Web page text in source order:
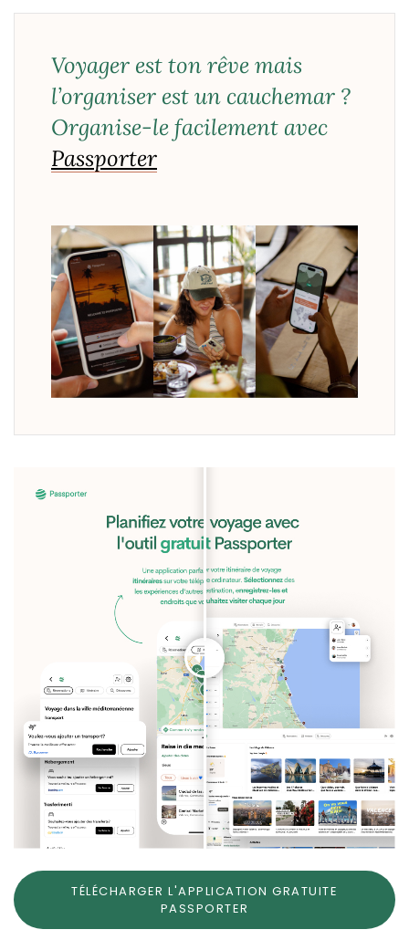
Voyager est ton rêve mais
l’organiser est un cauchemar ?
Organise-le facilement avec
Passporter
TÉLÉCHARGER L'APPLICATION GRATUITE
PASSPORTER